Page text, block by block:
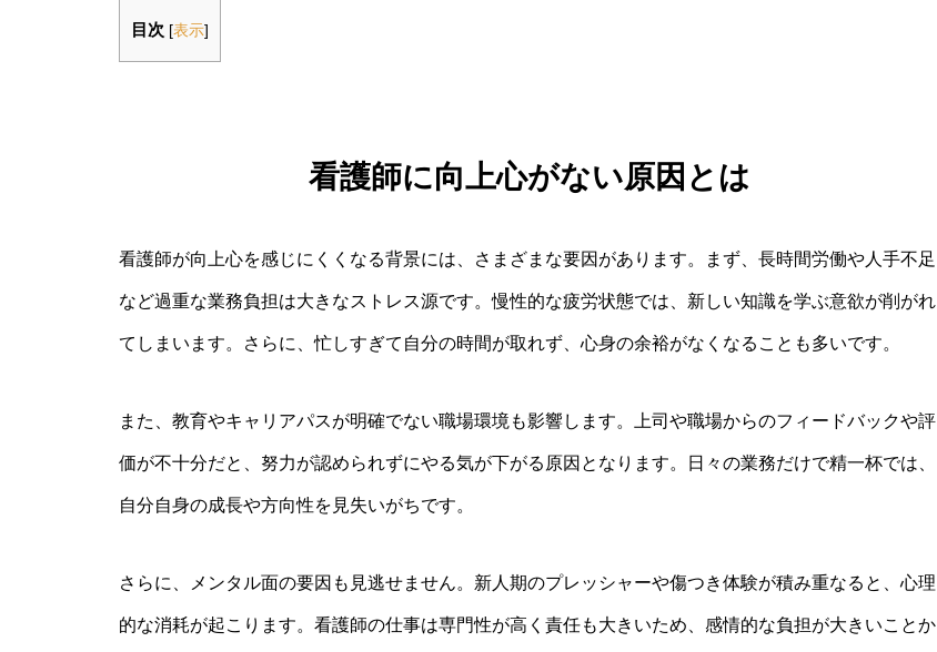
目次 [表示]
看護師に向上心がない原因とは
看護師が向上心を感じにくくなる背景には、さまざまな要因があります。まず、長時間労働や人手不足
など過重な業務負担は大きなストレス源です。慢性的な疲労状態では、新しい知識を学ぶ意欲が削がれ
てしまいます。さらに、忙しすぎて自分の時間が取れず、心身の余裕がなくなることも多いです。
また、教育やキャリアパスが明確でない職場環境も影響します。上司や職場からのフィードバックや評
価が不十分だと、努力が認められずにやる気が下がる原因となります。日々の業務だけで精一杯では、
自分自身の成長や方向性を見失いがちです。
さらに、メンタル面の要因も見逃せません。新人期のプレッシャーや傷つき体験が積み重なると、心理
的な消耗が起こります。看護師の仕事は専門性が高く責任も大きいため、感情的な負担が大きいことか